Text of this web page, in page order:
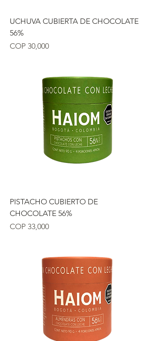
UCHUVA CUBIERTA DE CHOCOLATE
56%
Precio
COP 30,000
PISTACHO CUBIERTO DE
CHOCOLATE 56%
Precio
COP 33,000